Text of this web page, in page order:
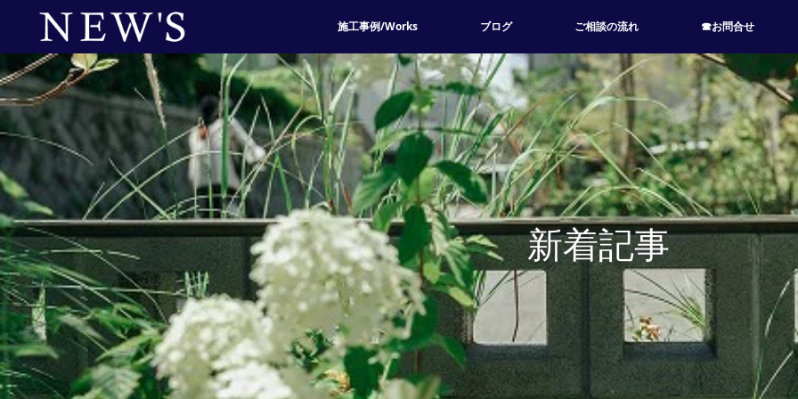
施工事例/Works ブログ ご相談の流れ ☎お問合せ
新着記事